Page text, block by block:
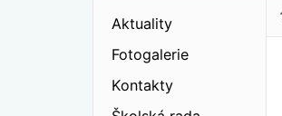
Aktuality
Fotogalerie
Kontakty